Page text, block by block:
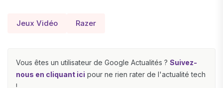
Jeux Vidéo Razer
Vous êtes un utilisateur de Google Actualités ? Suivez-
nous en cliquant ici pour ne rien rater de l'actualité tech
!